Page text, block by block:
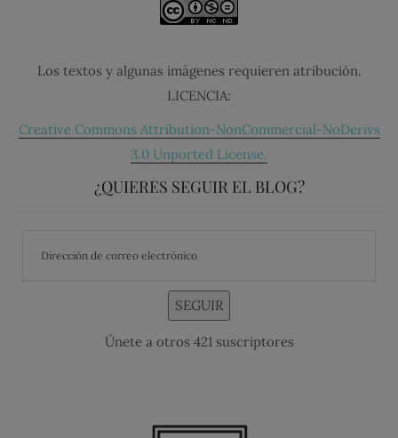
Los textos y algunas imágenes requieren atribución.
LICENCIA:
Creative Commons Attribution-NonCommercial-NoDerivs
3.0 Unported License.
¿QUIERES SEGUIR EL BLOG?
SEGUIR
Únete a otros 421 suscriptores